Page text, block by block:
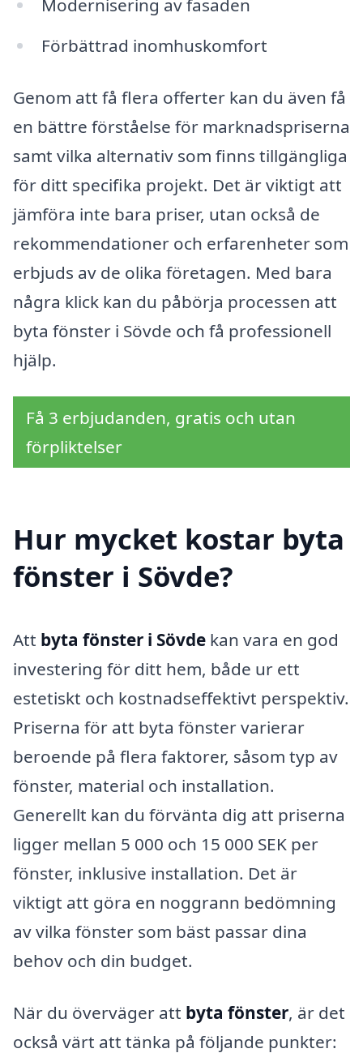
Modernisering av fasaden
Förbättrad inomhuskomfort
Genom att få flera offerter kan du även få
en bättre förståelse för marknadspriserna
samt vilka alternativ som finns tillgängliga
för ditt specifika projekt. Det är viktigt att
jämföra inte bara priser, utan också de
rekommendationer och erfarenheter som
erbjuds av de olika företagen. Med bara
några klick kan du påbörja processen att
byta fönster i Sövde och få professionell
hjälp.
Få 3 erbjudanden, gratis och utan
förpliktelser
Hur mycket kostar byta
fönster i Sövde?
Att byta fönster i Sövde kan vara en god
investering för ditt hem, både ur ett
estetiskt och kostnadseffektivt perspektiv.
Priserna för att byta fönster varierar
beroende på flera faktorer, såsom typ av
fönster, material och installation.
Generellt kan du förvänta dig att priserna
ligger mellan 5 000 och 15 000 SEK per
fönster, inklusive installation. Det är
viktigt att göra en noggrann bedömning
av vilka fönster som bäst passar dina
behov och din budget.
När du överväger att byta fönster, är det
också värt att tänka på följande punkter: